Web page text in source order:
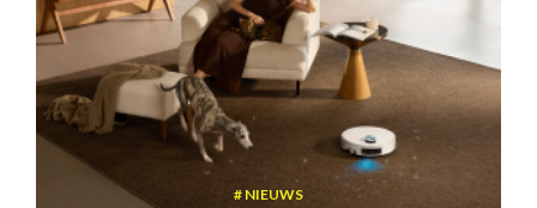
NIEUWS